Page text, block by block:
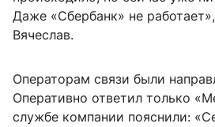
Даже «Сбербанк» не
Вячеслав.
Операторам связи были
Оперативно ответил только
службе компании пояснили: